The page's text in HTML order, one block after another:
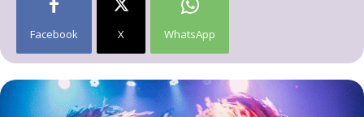
Facebook X WhatsApp